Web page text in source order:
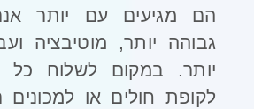
הם מגיעים עם יותר
גבוהה יותר, מוטיבציה
יותר. במקום לשלוח כל
לקופת חולים או למכונים